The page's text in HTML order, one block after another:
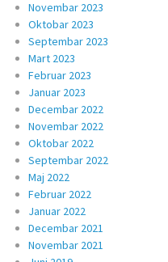
Novembar 2023
Oktobar 2023
Septembar 2023
Mart 2023
Februar 2023
Januar 2023
Decembar 2022
Novembar 2022
Oktobar 2022
Septembar 2022
Maj 2022
Februar 2022
Januar 2022
Decembar 2021
Novembar 2021